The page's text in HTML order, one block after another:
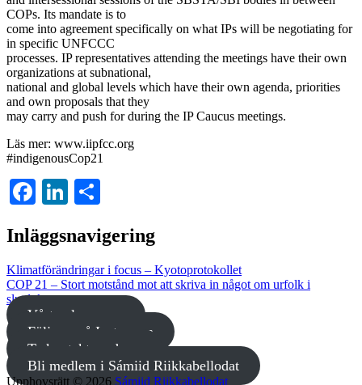
COPs. Its mandate is to
come into agreement specifically on what IPs will be negotiating for
in specific UNFCCC
processes. IP representatives attending the meetings have their own
organizations at subnational,
national and global levels which have their own agenda, priorities
and own proposals that they
may carry and push for during the IP Caucus meetings.
Läs mer: www.iipfcc.org
#indigenousCop21
Facebook
LinkedIn
Inläggsnavigering
Klimatförändringar i focus – Kyotoprotokollet
COP 21 – Stort motstånd mot att skriva in något om urfolk i
slutdokumentet
Vårt valprogram
Följ oss på Instagram
Ta kontakt med oss
Bli medlem i Sámiid Riikkabellodat
Upphovsrätt © 2026 Sámiid Riikkabellodat